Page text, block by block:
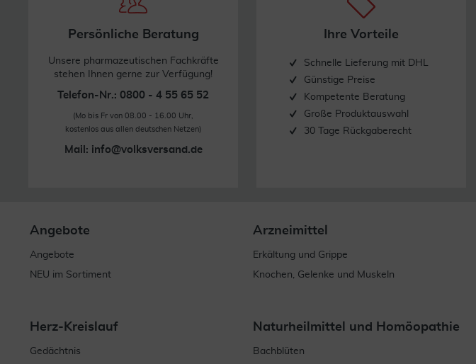
Persönliche Beratung
Unsere pharmazeutischen Fachkräfte
stehen Ihnen gerne zur Verfügung!
Telefon-Nr.: 0800 - 4 55 65 52
(Mo bis Fr von 08.00 - 16.00 Uhr,
kostenlos aus allen deutschen Netzen)
Mail: info@volksversand.de
Ihre Vorteile
Schnelle Lieferung mit DHL
Günstige Preise
Kompetente Beratung
Große Produktauswahl
30 Tage Rückgaberecht
Angebote
Angebote
NEU im Sortiment
Arzneimittel
Erkältung und Grippe
Knochen, Gelenke und Muskeln
Herz-Kreislauf
Gedächtnis
Naturheilmittel und Homöopathie
Bachblüten